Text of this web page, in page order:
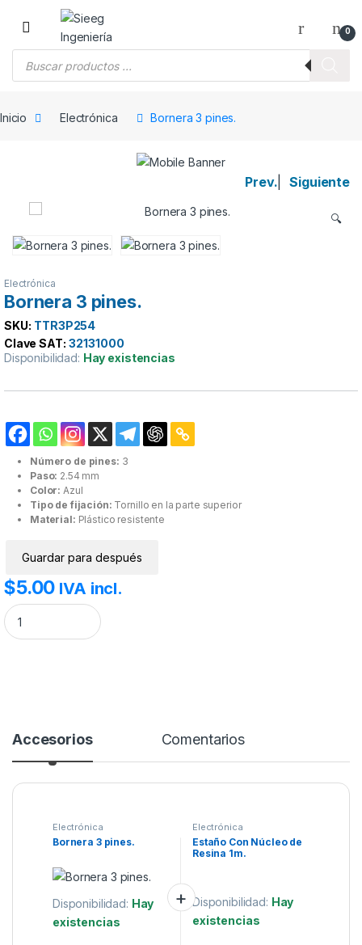
Saltar a la navegación
Saltar al contenido
0
Inicio Electrónica Bornera 3 pines.
Prev. Siguiente
🔍
Electrónica
Bornera 3 pines.
SKU: TTR3P254
Clave SAT: 32131000
Disponibilidad: Hay existencias
Número de pines: 3
Paso: 2.54 mm
Color: Azul
Tipo de fijación: Tornillo en la parte superior
Material: Plástico resistente
Guardar para después
$5.00 IVA incl.
Bornera 3 pines. cantidad
Accesorios Comentarios
Electrónica
Bornera 3 pines.
Disponibilidad: Hay
existencias
Electrónica
Estaño Con Núcleo de
Resina 1m.
Disponibilidad: Hay
existencias